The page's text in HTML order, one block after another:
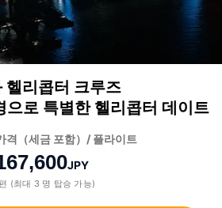
헬리콥터 크루즈
으로 특별한 헬리콥터 데이트
격（세금 포함）/ 플라이트
JPY
(최대 3 명 탑승 가능)